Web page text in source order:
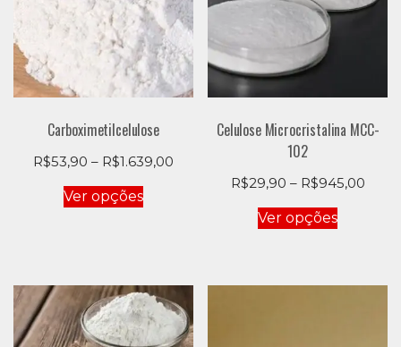
Carboximetilcelulose
R$53,90 – R$1.639,00Price
Ver opçõesproduto
As
opções
podem
Celulose Microcristalina MCC-
102
R$29,90 – R$945,00Price
Ver opçõesproduto